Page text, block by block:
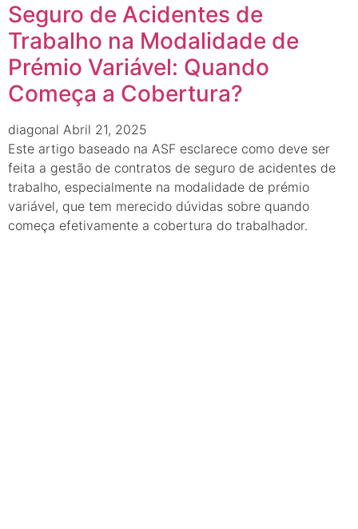
Seguro de Acidentes de
Trabalho na Modalidade de
Prémio Variável: Quando
Começa a Cobertura?
diagonal Abril 21, 2025
Este artigo baseado na ASF esclarece como deve ser
feita a gestão de contratos de seguro de acidentes de
trabalho, especialmente na modalidade de prémio
variável, que tem merecido dúvidas sobre quando
começa efetivamente a cobertura do trabalhador.